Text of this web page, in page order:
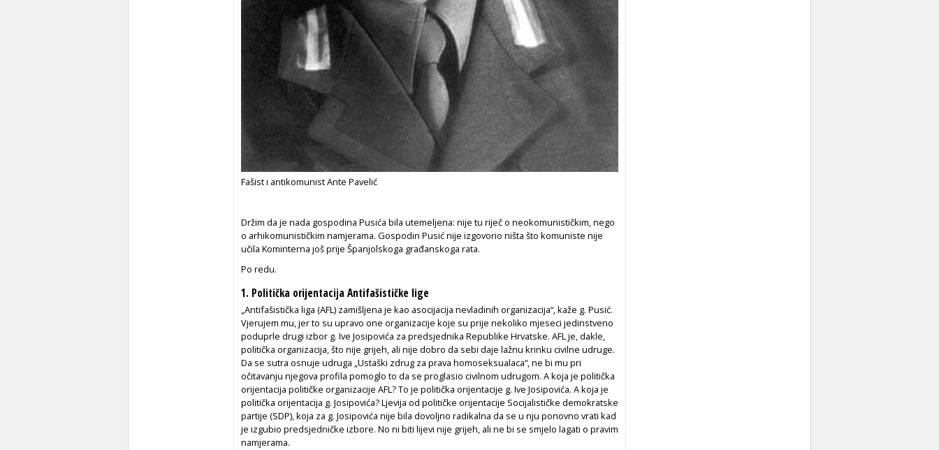
Fašist i antikomunist Ante Pavelić
Držim da je nada gospodina Pusića bila utemeljena: nije tu riječ o neokomunističkim, nego
o arhikomunističkim namjerama. Gospodin Pusić nije izgovorio ništa što komuniste nije
učila Kominterna još prije Španjolskoga građanskoga rata.
Po redu.
1. Politička orijentacija Antifašističke lige
„Antifašistička liga (AFL) zamišljena je kao asocijacija nevladinih organizacija“, kaže g. Pusić.
Vjerujem mu, jer to su upravo one organizacije koje su prije nekoliko mjeseci jedinstveno
poduprle drugi izbor g. Ive Josipovića za predsjednika Republike Hrvatske. AFL je, dakle,
politička organizacija, što nije grijeh, ali nije dobro da sebi daje lažnu krinku civilne udruge.
Da se sutra osnuje udruga „Ustaški zdrug za prava homoseksualaca“, ne bi mu pri
očitavanju njegova profila pomoglo to da se proglasio civilnom udrugom. A koja je politička
orijentacija političke organizacije AFL? To je politička orijentacije g. Ive Josipovića. A koja je
politička orijentacija g. Josipovića? Ljevija od političke orijentacije Socijalističke demokratske
partije (SDP), koja za g. Josipovića nije bila dovoljno radikalna da se u nju ponovno vrati kad
je izgubio predsjedničke izbore. No ni biti lijevi nije grijeh, ali ne bi se smjelo lagati o pravim
namjerama.